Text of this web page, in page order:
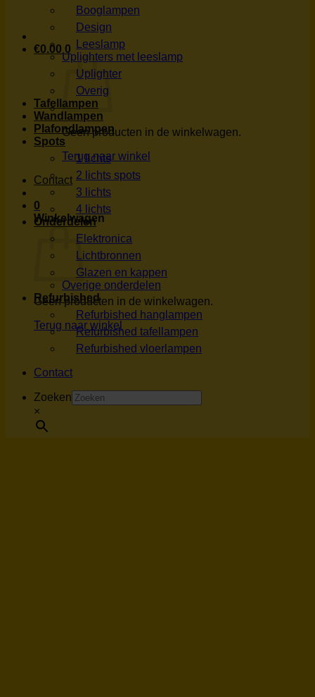
€0.00 0
Geen producten in de winkelwagen.
Terug naar winkel
Contact
0
Winkelwagen
Geen producten in de winkelwagen.
Terug naar winkel
Booglampen
Design
Leeslamp
Uplighters met leeslamp
Uplighter
Overig
Tafellampen
Wandlampen
Plafondlampen
Spots
1 lichts
2 lichts spots
3 lichts
4 lichts
Onderdelen
Elektronica
Lichtbronnen
Glazen en kappen
Overige onderdelen
Refurbished
Refurbished hanglampen
Refurbished tafellampen
Refurbished vloerlampen
Contact
Zoeken
×